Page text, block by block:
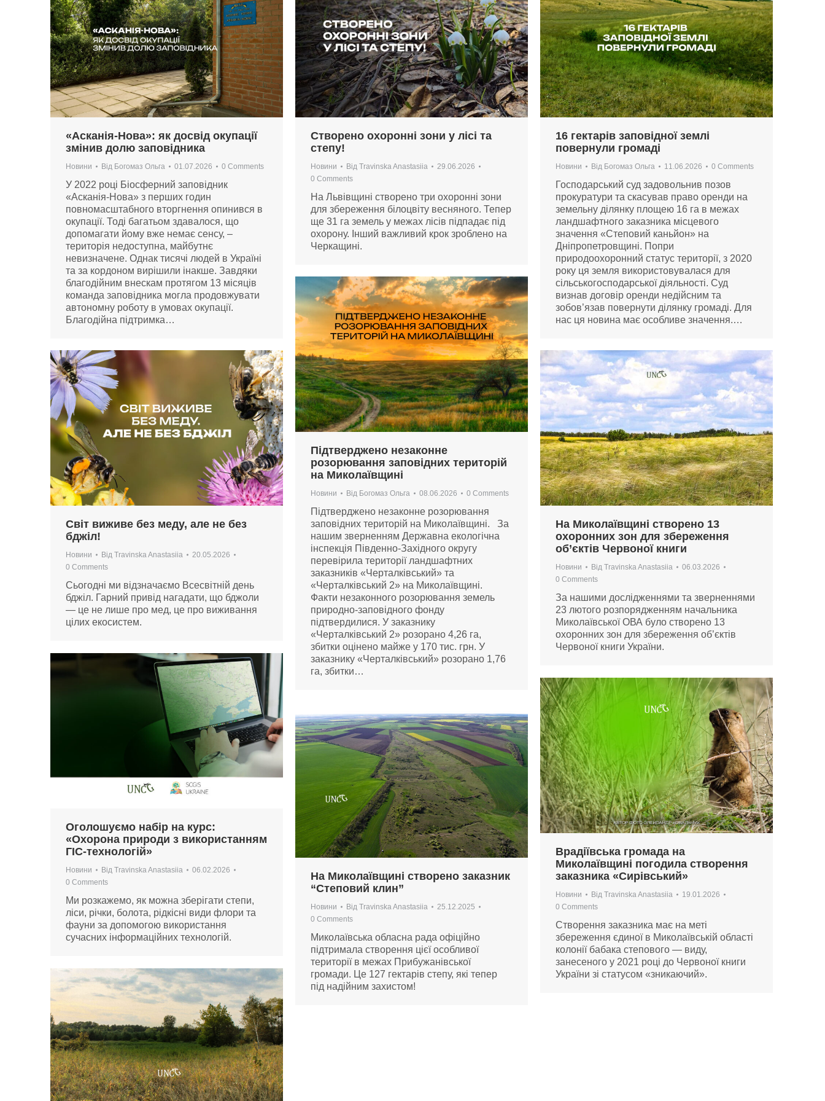
«Асканія-Нова»: як досвід окупації
змінив долю заповідника
Новини Від Богомаз Ольга 01.07.2026 0 Comments
У 2022 році Біосферний заповідник
«Асканія-Нова» з перших годин
повномасштабного вторгнення опинився в
окупації. Тоді багатьом здавалося, що
допомагати йому вже немає сенсу, –
територія недоступна, майбутнє
невизначене. Однак тисячі людей в Україні
та за кордоном вирішили інакше. Завдяки
благодійним внескам протягом 13 місяців
команда заповідника могла продовжувати
автономну роботу в умовах окупації.
Благодійна підтримка…
Створено охоронні зони у лісі та
степу!
Новини Від Travinska Anastasiia
29.06.2026
0 Comments
На Львівщині створено три охоронні зони
для збереження білоцвіту весняного. Тепер
ще 31 га земель у межах лісів підпадає під
охорону. Інший важливий крок зроблено на
Черкащині.
16 гектарів заповідної землі
повернули громаді
Новини Від Богомаз Ольга 11.06.2026 0 Comments
Господарський суд задовольнив позов
прокуратури та скасував право оренди на
земельну ділянку площею 16 га в межах
ландшафтного заказника місцевого
значення «Степовий каньйон» на
Дніпропетровщині. Попри
природоохоронний статус території, з 2020
року ця земля використовувалася для
сільськогосподарської діяльності. Суд
визнав договір оренди недійсним та
зобов’язав повернути ділянку громаді. Для
нас ця новина має особливе значення.…
Підтверджено незаконне
розорювання заповідних територій
на Миколаївщині
Новини Від Богомаз Ольга 08.06.2026 0 Comments
Підтверджено незаконне розорювання
заповідних територій на Миколаївщині. За
нашим зверненням Державна екологічна
інспекція Південно-Західного округу
перевірила території ландшафтних
заказників «Черталківський» та
«Черталківський 2» на Миколаївщині.
Факти незаконного розорювання земель
природно-заповідного фонду
підтвердилися. У заказнику
«Черталківський 2» розорано 4,26 га,
збитки оцінено майже у 170 тис. грн. У
заказнику «Черталківський» розорано 1,76
га, збитки…
Світ виживе без меду, але не без
бджіл!
Новини Від Travinska Anastasiia
20.05.2026
0 Comments
Сьогодні ми відзначаємо Всесвітній день
бджіл. Гарний привід нагадати, що бджоли
— це не лише про мед, це про виживання
цілих екосистем.
На Миколаївщині створено 13
охоронних зон для збереження
об’єктів Червоної книги
Новини Від Travinska Anastasiia
06.03.2026
0 Comments
За нашими дослідженнями та зверненнями
23 лютого розпорядженням начальника
Миколаївської ОВА було створено 13
охоронних зон для збереження об’єктів
Червоної книги України.
Оголошуємо набір на курс:
«Охорона природи з використанням
ГІС-технологій»
Новини Від Travinska Anastasiia
06.02.2026
0 Comments
Ми розкажемо, як можна зберігати степи,
ліси, річки, болота, рідкісні види флори та
фауни за допомогою використання
сучасних інформаційних технологій.
Врадіївська громада на
Миколаївщині погодила створення
заказника «Сирівський»
Новини Від Travinska Anastasiia
19.01.2026
0 Comments
Створення заказника має на меті
збереження єдиної в Миколаївській області
колонії бабака степового — виду,
занесеного у 2021 році до Червоної книги
України зі статусом «зникаючий».
На Миколаївщині створено заказник
“Степовий клин”
Новини Від Travinska Anastasiia
25.12.2025
0 Comments
Миколаївська обласна рада офіційно
підтримала створення цієї особливої
території в межах Прибужанівської
громади. Це 127 гектарів степу, які тепер
під надійним захистом!